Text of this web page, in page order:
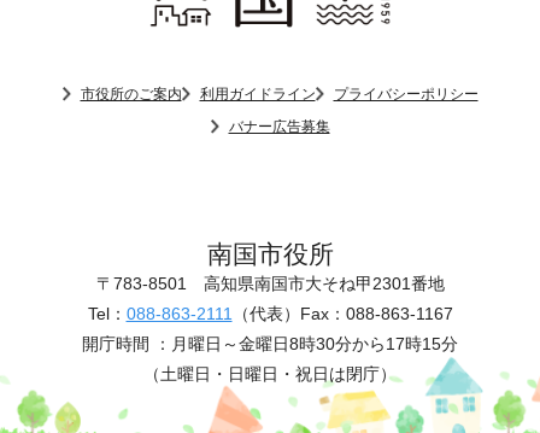
市役所のご案内 利用ガイドライン
プライバシーポリシー
バナー広告募集
南国市役所
〒783-8501 高知県南国市大そね甲2301番地
Tel： 088-863-2111 （代表） Fax：088-863-1167
開庁時間 ： 月曜日～金曜日8時30分から17時15分
（土曜日・日曜日・祝日は閉庁）